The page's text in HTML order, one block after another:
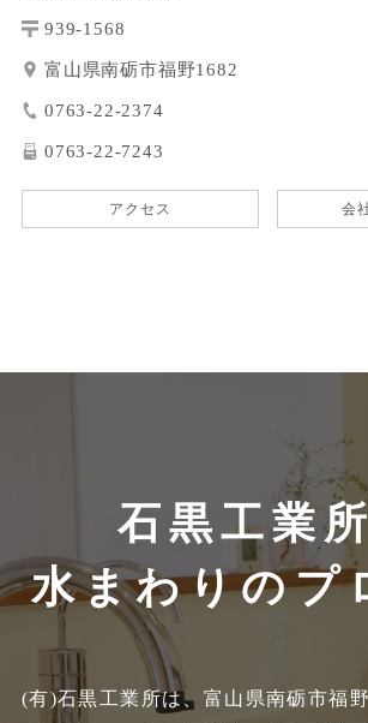
939-1568
富山県南砺市福野1682
0763-22-2374
0763-22-7243
アクセス 会
石黒工業
水まわりのプ
(有)石黒工業所は、富山県南砺市福